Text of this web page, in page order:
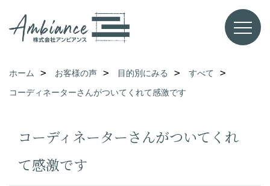
ホーム お客様の声 目的別にみる
すべて
コーディネーターさんがついてくれて感激です
コーディネーターさんがついてくれ
て感激です